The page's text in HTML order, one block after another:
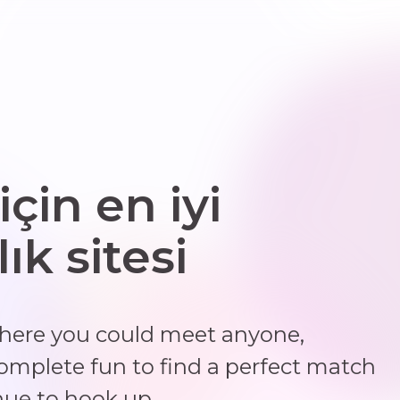
en iyi
sitesi
you could meet anyone,
fun to find a perfect match